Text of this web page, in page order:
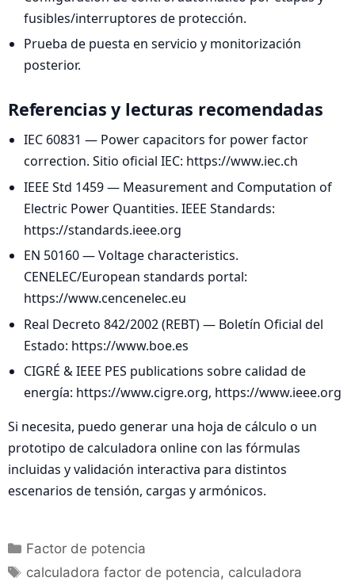
fusibles/interruptores de protección.
Prueba de puesta en servicio y monitorización
posterior.
Referencias y lecturas recomendadas
IEC 60831 — Power capacitors for power factor
correction. Sitio oficial IEC: https://www.iec.ch
IEEE Std 1459 — Measurement and Computation of
Electric Power Quantities. IEEE Standards:
https://standards.ieee.org
EN 50160 — Voltage characteristics.
CENELEC/European standards portal:
https://www.cencenelec.eu
Real Decreto 842/2002 (REBT) — Boletín Oficial del
Estado: https://www.boe.es
CIGRÉ & IEEE PES publications sobre calidad de
energía: https://www.cigre.org, https://www.ieee.org
Si necesita, puedo generar una hoja de cálculo o un
prototipo de calculadora online con las fórmulas
incluidas y validación interactiva para distintos
escenarios de tensión, cargas y armónicos.
Categorías
Factor de potencia
Etiquetas
calculadora factor de potencia, calculadora